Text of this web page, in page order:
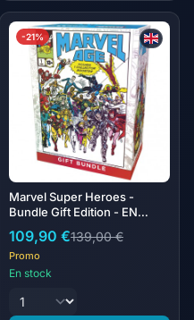
-21%
Marvel Super Heroes -
Bundle Gift Edition - EN
109,90 €139,00 €
Promo
En stock